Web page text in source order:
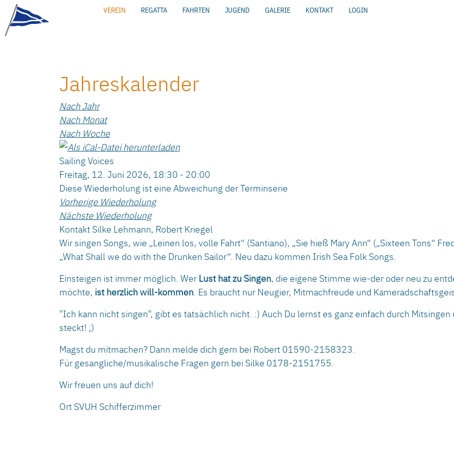
VEREIN REGATTA FAHRTEN JUGEND GALERIE KONTAKT LOGIN
Jahreskalender
Nach Jahr
Nach Monat
Nach Woche
Sailing Voices
Freitag, 12. Juni 2026, 18:30 - 20:00
Diese Wiederholung ist eine Abweichung der Terminserie
Vorherige Wiederholung
Nächste Wiederholung
Kontakt Silke Lehmann, Robert Kriegel
Wir singen Songs, wie „Leinen los, volle Fahrt“ (Santiano), „Sie hieß Mary Ann“ („Sixteen Tons“
„What Shall we do with the Drunken Sailor“. Neu dazu kommen Irish Sea Folk Songs.
Einsteigen ist immer möglich. WerLust hat zu Singen, die eigene Stimme wie-der oder neu zu
möchte, ist herzlich will-kommen. Es braucht nur Neugier, Mitmachfreude und
"Ich kann nicht singen", gibt es tatsächlich nicht. :) Auch Du lernst es ganz einfach durch
steckt! ;)
Magst du mitmachen? Dann melde dich gern bei Robert 01590-2158323.
Für gesangliche/musikalische Fragen gern bei Silke 0178-2151755.
Wir freuen uns auf dich!
Ort SVUH Schifferzimmer